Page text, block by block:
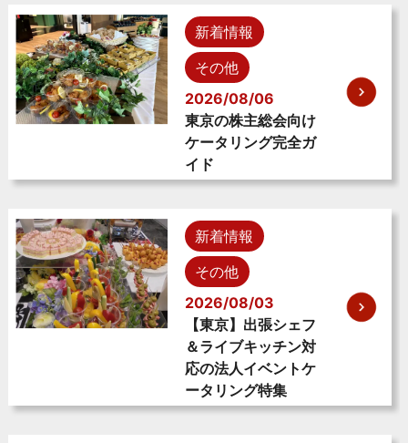
新着情報
その他
2026/08/06
東京の株主総会向け
ケータリング完全ガ
イド
新着情報
その他
2026/08/03
【東京】出張シェフ
＆ライブキッチン対
応の法人イベントケ
ータリング特集